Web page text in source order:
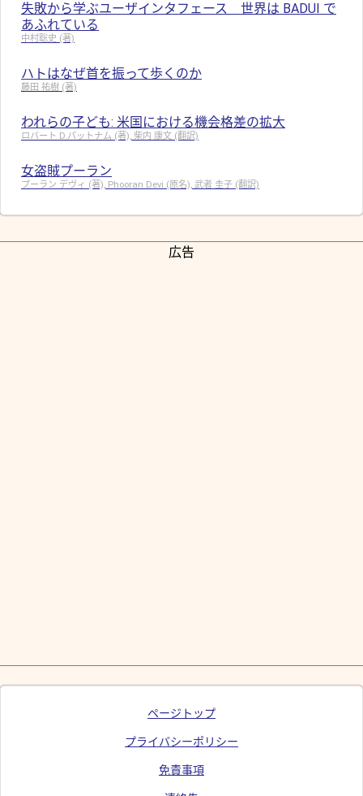
失敗から学ぶユーザインタフェース 世界は BADUI で
あふれている
中村聡史 (著)
ハトはなぜ首を振って歩くのか
藤田 祐樹 (著)
われらの子ども: 米国における機会格差の拡大
ロバート D.パットナム (著), 柴内 康文 (翻訳)
女盗賊プーラン
プーラン デヴィ (著), Phooran Devi (原名), 武者 圭子 (翻訳)
広告
ページトップ
プライバシーポリシー
免責事項